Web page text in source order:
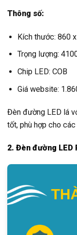
Thông số:
Kích thước: 860
Trọng lượng:
Chip LED: COB
Giá website:
Đèn đường LED lá
tốt, phù hợp cho
2. Đèn đường LED